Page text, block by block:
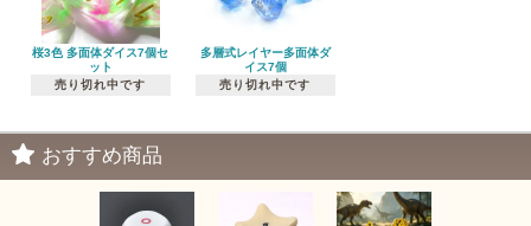
桜3色 多面体ダイス7個セ
ット
売り切れ中です
多層式レイヤー多面体ダ
イス7個
売り切れ中です
おすすめ商品